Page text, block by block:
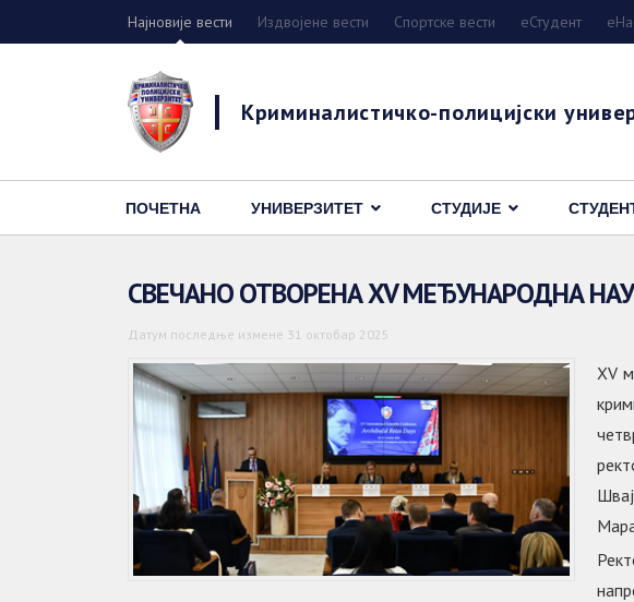
Најновије вести Издвојене вести Спортске вести eСтудент
Криминалистичко-полицијски
ПОЧЕТНА УНИВЕРЗИТЕТ СТУДИЈЕ
СВЕЧАНО ОТВОРЕНА XV МЕЂУНАРОДНА
Датум последње измене 31 октобар 2025
XV